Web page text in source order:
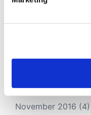
Dezember 2016(2)
November 2016 (4)